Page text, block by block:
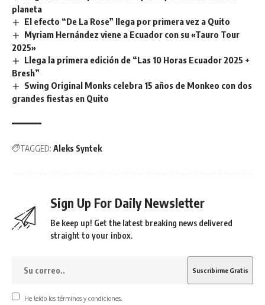
planeta
El efecto “De La Rose” llega por primera vez a Quito
Myriam Hernández viene a Ecuador con su «Tauro Tour
2025»
Llega la primera edición de “Las 10 Horas Ecuador 2025 +
Bresh”
Swing Original Monks celebra 15 años de Monkeo con dos
grandes fiestas en Quito
TAGGED: Aleks Syntek
Sign Up For Daily Newsletter
Be keep up! Get the latest breaking news delivered
straight to your inbox.
He leído los términos y condiciones.